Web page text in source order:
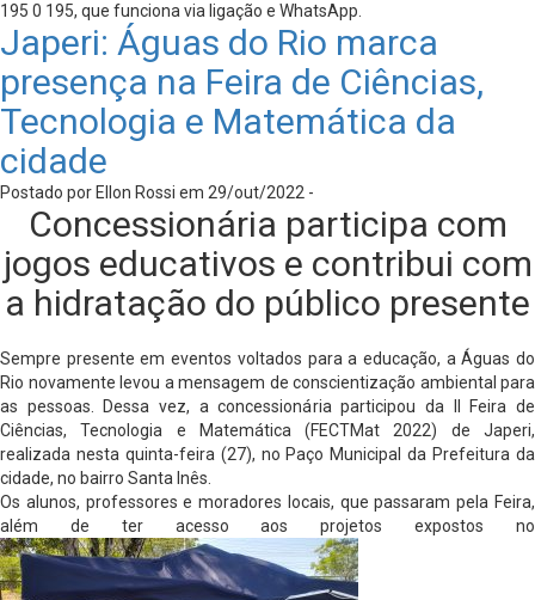
195 0 195, que funciona via ligação e WhatsApp.
Japeri: Águas do Rio marca
presença na Feira de Ciências,
Tecnologia e Matemática da
cidade
Postado por Ellon Rossi em 29/out/2022 -
Concessionária participa com
jogos educativos e contribui com
a hidratação do público presente
Sempre presente em eventos voltados para a educação, a Águas do
Rio novamente levou a mensagem de conscientização ambiental para
as pessoas. Dessa vez, a concessionária participou da II Feira de
Ciências, Tecnologia e Matemática (FECTMat 2022) de Japeri,
realizada nesta quinta-feira (27), no Paço Municipal da Prefeitura da
cidade, no bairro Santa Inês.
Os alunos, professores e moradores locais, que passaram pela Feira,
além de ter acesso aos projetos expostos no